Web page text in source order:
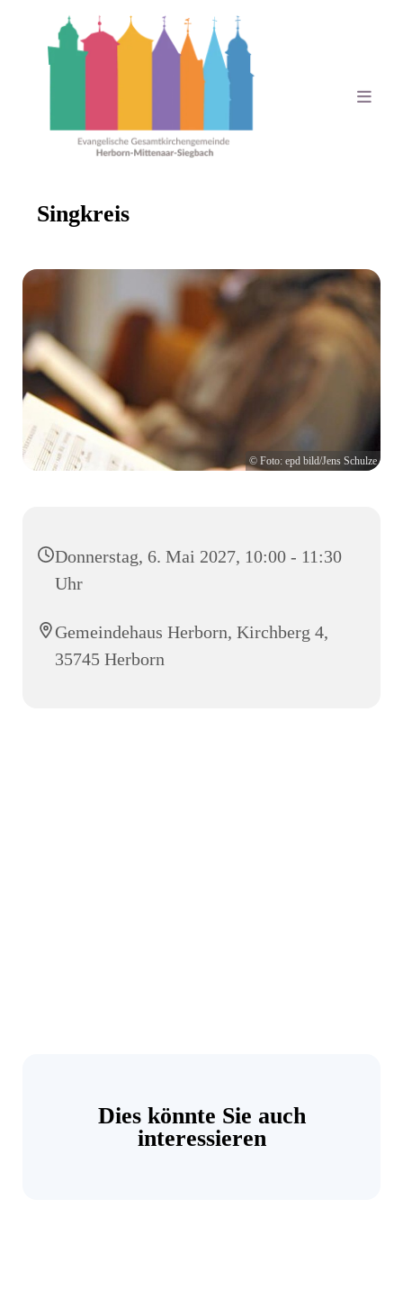
Singkreis
© Foto: epd bild/Jens Schulze
Donnerstag, 6. Mai 2027, 10:00 - 11:30
Uhr
Gemeindehaus Herborn, Kirchberg 4,
35745 Herborn
Dies könnte Sie auch
interessieren